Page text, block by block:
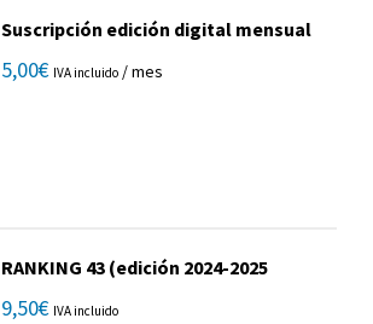
Suscripción edición digital mensual
5,00€ IVA incluido / mes
RANKING 43 (edición 2024-2025
9,50€ IVA incluido